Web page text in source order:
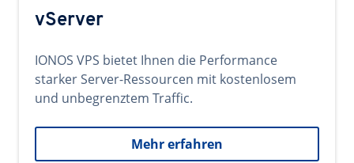
vServer
IONOS VPS bietet Ihnen die Performance
starker Server-Ressourcen mit kostenlosem
und unbegrenztem Traffic.
Mehr erfahren